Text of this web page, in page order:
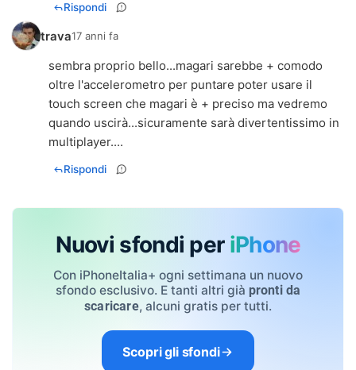
Rispondi
trava17 anni fa
sembra proprio bello...magari sarebbe + comodo
oltre l'accelerometro per puntare poter usare il
touch screen che magari è + preciso ma vedremo
quando uscirà...sicuramente sarà divertentissimo in
multiplayer....
Rispondi
Nuovi sfondi per iPhone
Con iPhoneItalia+ ogni settimana un nuovo
sfondo esclusivo. E tanti altri già pronti da
scaricare, alcuni gratis per tutti.
Scopri gli sfondi